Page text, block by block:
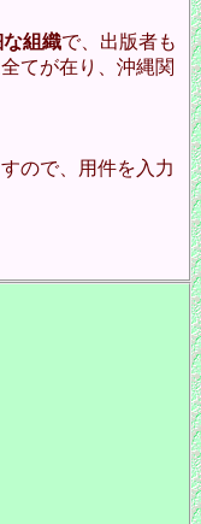
組織で、出版者も
てが在り、沖縄関
ので、用件を入力